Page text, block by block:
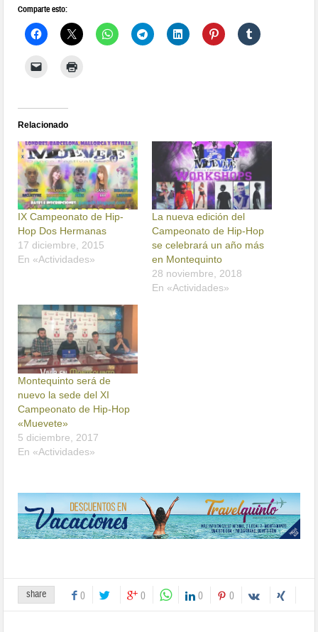
Comparte esto:
Relacionado
IX Campeonato de Hip-
Hop Dos Hermanas
17 diciembre, 2015
En «Actividades»
La nueva edición del
Campeonato de Hip-Hop
se celebrará un año más
en Montequinto
28 noviembre, 2018
En «Actividades»
Montequinto será de
nuevo la sede del XI
Campeonato de Hip-Hop
«Muevete»
5 diciembre, 2017
En «Actividades»
share 0 0 0 0